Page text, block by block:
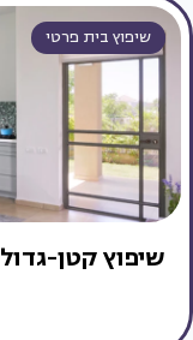
שיפוץ בית פרטי
שיפוץ קטן-גדול